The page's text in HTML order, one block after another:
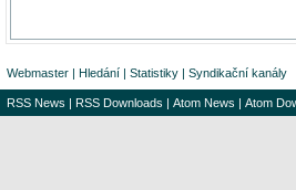
Webmaster | Hledání | Statistiky | Syndikační kanály
RSS News | RSS Downloads | Atom News | Atom